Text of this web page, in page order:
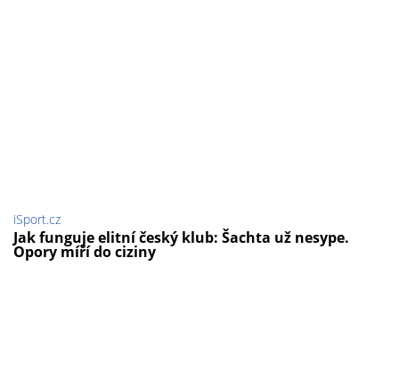
iSport.cz
Jak funguje elitní český klub: Šachta už nesype.
Opory míří do ciziny